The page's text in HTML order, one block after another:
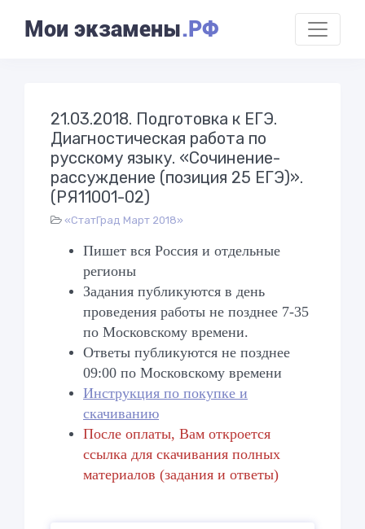
Мои экзамены.РФ
21.03.2018. Подготовка к ЕГЭ.
Диагностическая работа по
русскому языку. «Сочинение-
рассуждение (позиция 25 ЕГЭ)».
(РЯ11001-02)
«СтатГрад Март 2018»
Пишет вся Россия и отдельные
регионы
Задания публикуются в день
проведения работы не позднее 7-35
по Московскому времени.
Ответы публикуются не позднее
09:00 по Московскому времени
Инструкция по покупке и
скачиванию
После оплаты, Вам откроется
ссылка для скачивания полных
материалов (задания и ответы)